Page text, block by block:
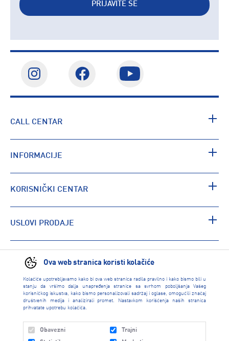
Ova web stranica koristi kolačiće
Kolačiće upotrebljavamo kako bi ova web stranica radila pravilno i kako bismo bili u
stanju da vršimo dalja unapređenja stranice sa svrhom poboljšanja Vašeg
korisničkog iskustva, kako bismo personalizovali sadržaj i oglase, omogućili značaj
društvenih medija i analizirali promet. Nastavkom korišćenja naših stranica
prihvatate upotrebu kolačića.
Obavezni
Trajni
PRIJAVITE SE
CALL CENTAR
INFORMACIJE
KORISNIČKI CENTAR
USLOVI PRODAJE
PRONAĐI RADNJU